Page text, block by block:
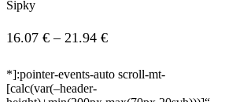
Šipky
16.07 € – 21.94 €Price
16.07 €
*]:pointer-events-auto scroll-mt-
[calc(var(–header-